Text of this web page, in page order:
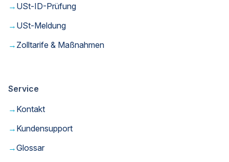
→ USt-ID-Prüfung
→ USt-Meldung
→ Zolltarife & Maßnahmen
Service
→ Kontakt
→ Kundensupport
→Glossar